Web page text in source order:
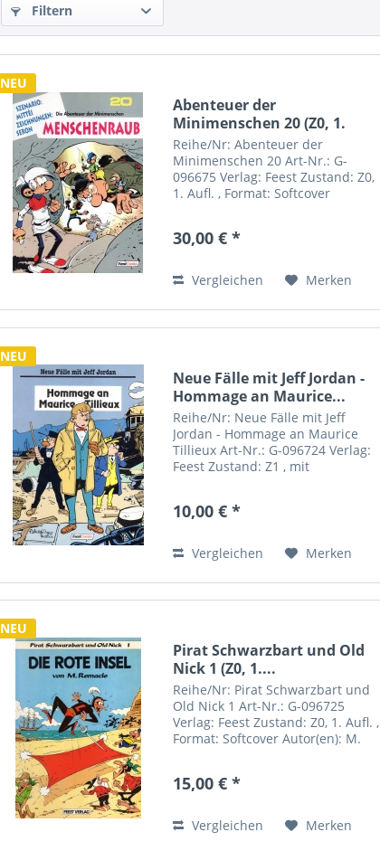
Filtern
NEU
Abenteuer der
Minimenschen 20 (Z0, 1.
Aufl.),...
Reihe/Nr: Abenteuer der
Minimenschen 20 Art-Nr.: G-
096675 Verlag: Feest Zustand: Z0,
1. Aufl. , Format: Softcover
30,00 € *
Vergleichen Merken
NEU
Neue Fälle mit Jeff Jordan -
Hommage an Maurice...
Reihe/Nr: Neue Fälle mit Jeff
Jordan - Hommage an Maurice
Tillieux Art-Nr.: G-096724 Verlag:
Feest Zustand: Z1 , mit
Tillieux
10,00 € *
Vergleichen Merken
NEU
Pirat Schwarzbart und Old
Nick 1 (Z0, 1....
Reihe/Nr: Pirat Schwarzbart und
Old Nick 1 Art-Nr.: G-096725
Verlag: Feest Zustand: Z0, 1. Aufl. ,
Format: Softcover Autor(en): M.
15,00 € *
Vergleichen Merken